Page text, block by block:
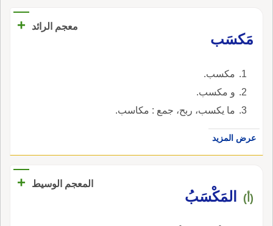
معجم الرائد
+
مَكسَب
مكسب.
و مكسب.
ما يكسب، ربح، جمع : مكاسب.
عرض المزيد
المعجم الوسيط +
(أ) المَكْسَبُ